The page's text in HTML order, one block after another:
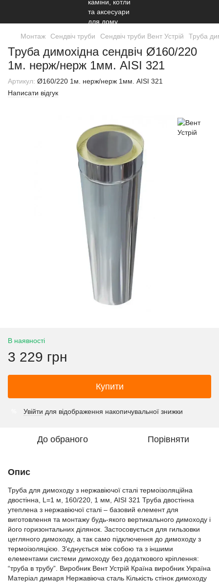
Монтаж Сендвіч труби Сендвіч труби Вент Устрiй Труба
Труба димохідна сендвіч Ø160/220
1м. нерж/нерж 1мм. AISI 321
Артикул: Ø160/220 1м. нерж/нерж 1мм. AISI 321
Написати відгук
В наявності
3 229 грн
Купити
Увійти для відображення накопичувальної знижки
До обраного Порівняти
Опис
Труба для димоходу з нержавіючої сталі термоізоляційна
двостінна, L=1 м, 160/220, 1 мм, AISI 321 Труба двостінна
утеплена з нержавіючої сталі – базовий елемент для
виготовлення та монтажу будь-якого вертикального димоходу і
його горизонтальних ділянок. Застосовується для гильзовки
цегляного димоходу, а так само підключення до димоходу з
термоізоляцією. З’єднується між собою та з іншими
елементами системи димоходу без додаткового кріплення:
“труба в трубу”. Виробник Вент Устрій Країна виробник Україна
Матеріал димаря Нержавіюча сталь Кількість стінок димоходу